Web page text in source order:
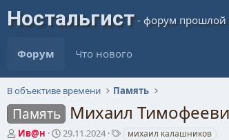
Форум Что нового
В объективе времени Память
Память Михаил
А
Ив@н
Д
29.11.2024 михаил калашников